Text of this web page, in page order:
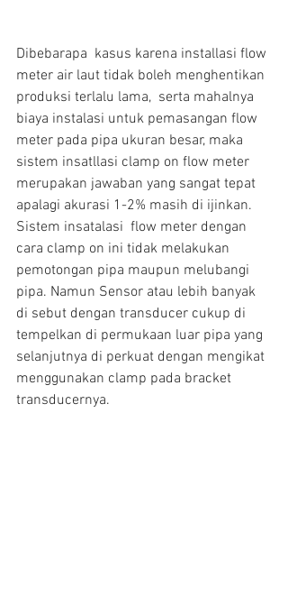
Dibebarapa  kasus karena installasi flow
meter air laut tidak boleh menghentikan
produksi terlalu lama,  serta mahalnya
biaya instalasi untuk pemasangan flow
meter pada pipa ukuran besar, maka
sistem insatllasi clamp on flow meter
merupakan jawaban yang sangat tepat
apalagi akurasi 1-2% masih di ijinkan.
Sistem insatalasi  flow meter dengan
cara clamp on ini tidak melakukan
pemotongan pipa maupun melubangi
pipa. Namun Sensor atau lebih banyak
di sebut dengan transducer cukup di
tempelkan di permukaan luar pipa yang
selanjutnya di perkuat dengan mengikat
menggunakan clamp pada bracket
transducernya.